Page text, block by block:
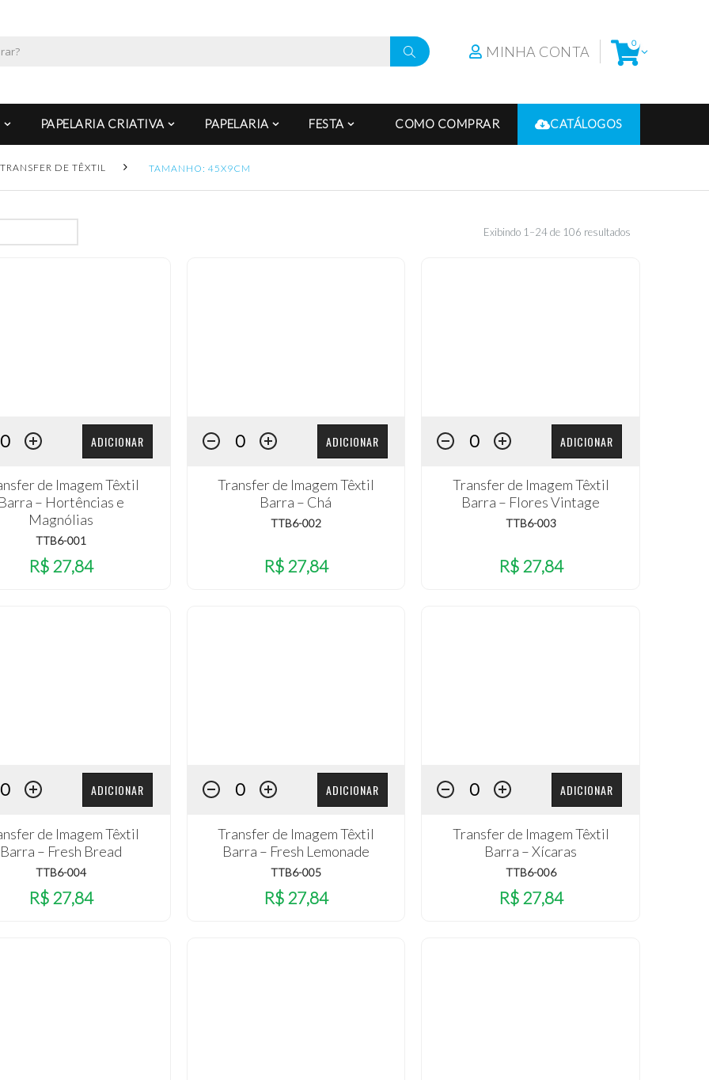
MINHA CONTA 0
PAPELARIA CRIATIVA PAPELARIA FESTA COMO COMPRAR CATÁLOGOS
TRANSFER DE TÊXTIL TAMANHO: 45X9CM
Exibindo 1–24 de 106 resultados
ADICIONAR
de Imagem Têxtil
– Hortências e
Magnólias
TTB6-001
R$ 27,84
ADICIONAR
Transfer de Imagem Têxtil
Barra – Chá
TTB6-002
R$ 27,84
ADICIONAR
Transfer de Imagem Têxtil
Barra – Flores Vintage
TTB6-003
R$ 27,84
ADICIONAR
de Imagem Têxtil
Barra – Fresh Bread
TTB6-004
R$ 27,84
ADICIONAR
Transfer de Imagem Têxtil
Barra – Fresh Lemonade
TTB6-005
R$ 27,84
ADICIONAR
Transfer de Imagem Têxtil
Barra – Xícaras
TTB6-006
R$ 27,84